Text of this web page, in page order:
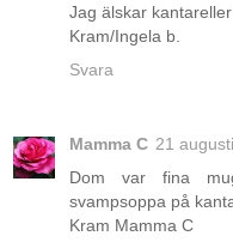
Jag älskar
Kram/Ingela b.
Svara
Mamma C 21
Dom var fina
svampsoppa på
Kram Mamma C